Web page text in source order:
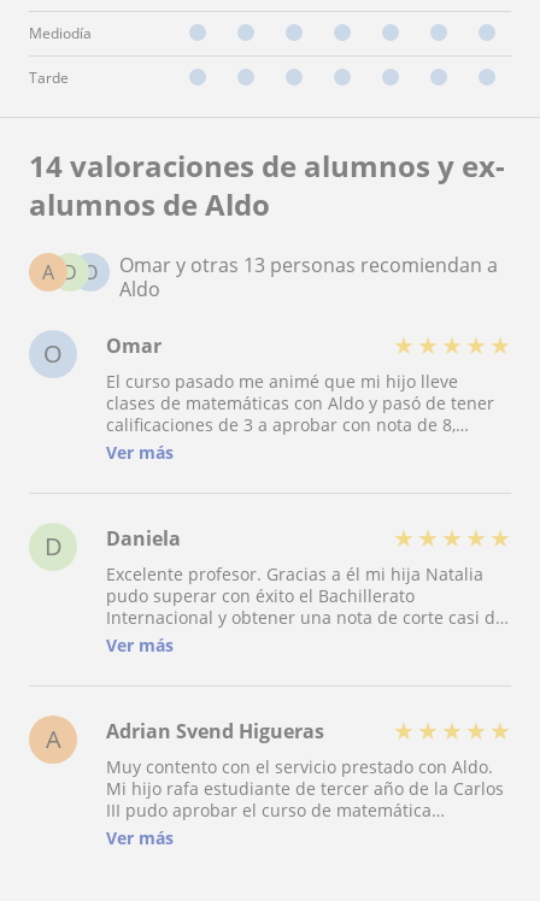
Mediodía
Tarde
14 valoraciones de alumnos y ex-
alumnos de Aldo
O
D
A
Omar y otras 13 personas recomiendan a
Aldo
O Omar ★ ★ ★ ★ ★
El curso pasado me animé que mi hijo lleve
clases de matemáticas con Aldo y pasó de tener
calificaciones de 3 a aprobar con nota de 8,
profesor muy competente, eficaz, preocupado y
este nuevo curso porque la forma de explicar las
didáctica y entretenida.
Ver más
D Daniela ★ ★ ★ ★ ★
Excelente profesor. Gracias a él mi hija Natalia
pudo superar con éxito el Bachillerato
Internacional y obtener una nota de corte casi de
10 que le valió entrar a medicina. Si tuviera que
Ver más
A Adrian Svend Higueras ★ ★ ★ ★ ★
Muy contento con el servicio prestado con Aldo.
Mi hijo rafa estudiante de tercer año de la Carlos
III pudo aprobar el curso de matemática
financieras gracias a él. Un excelente profesional,
Ver más